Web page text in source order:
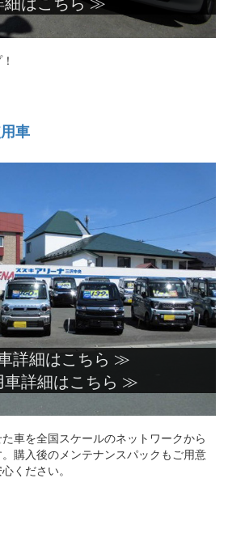
細はこちら ≫
車
詳細はこちら ≫
車詳細はこちら ≫
車を全国スケールのネットワークから
購入後のメンテナンスパックもご用意
ください。